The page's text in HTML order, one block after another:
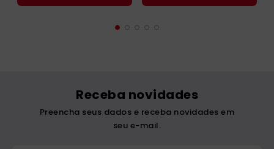
Receba novidades
Preencha seus dados e receba novidades em
seu e-mail.